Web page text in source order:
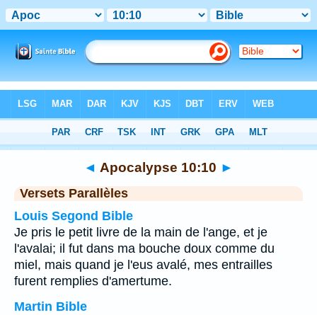
Chapitre 10 > Verset 10
◄ Apocalypse 10:10 ►
Versets Parallèles
Louis Segond Bible
Je pris le petit livre de la main de l'ange, et je
l'avalai; il fut dans ma bouche doux comme du
miel, mais quand je l'eus avalé, mes entrailles
furent remplies d'amertume.
Martin Bible